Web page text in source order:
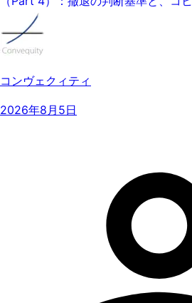
コンヴェクィティ
2026年8月5日